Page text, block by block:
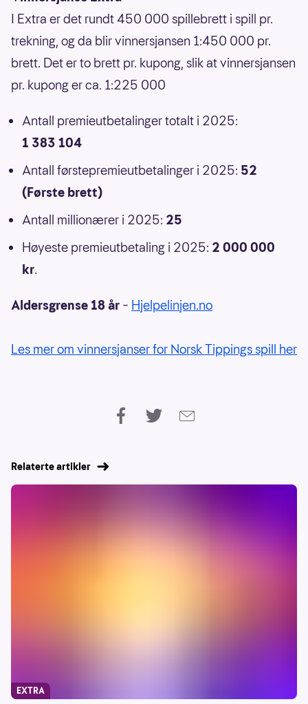
I Extra er det rundt 450 000 spillebrett i spill pr.
trekning, og da blir vinnersjansen 1:450 000 pr.
brett. Det er to brett pr. kupong, slik at vinnersjansen
pr. kupong er ca. 1:225 000
Antall premieutbetalinger totalt i 2025:
1 383 104
Antall førstepremieutbetalinger i 2025: 52
(Første brett)
Antall millionærer i 2025: 25
Høyeste premieutbetaling i 2025: 2 000 000
kr.
Aldersgrense 18 år – Hjelpelinjen.no
Les mer om vinnersjanser for Norsk Tippings spill her
Relaterte artikler
EXTRA